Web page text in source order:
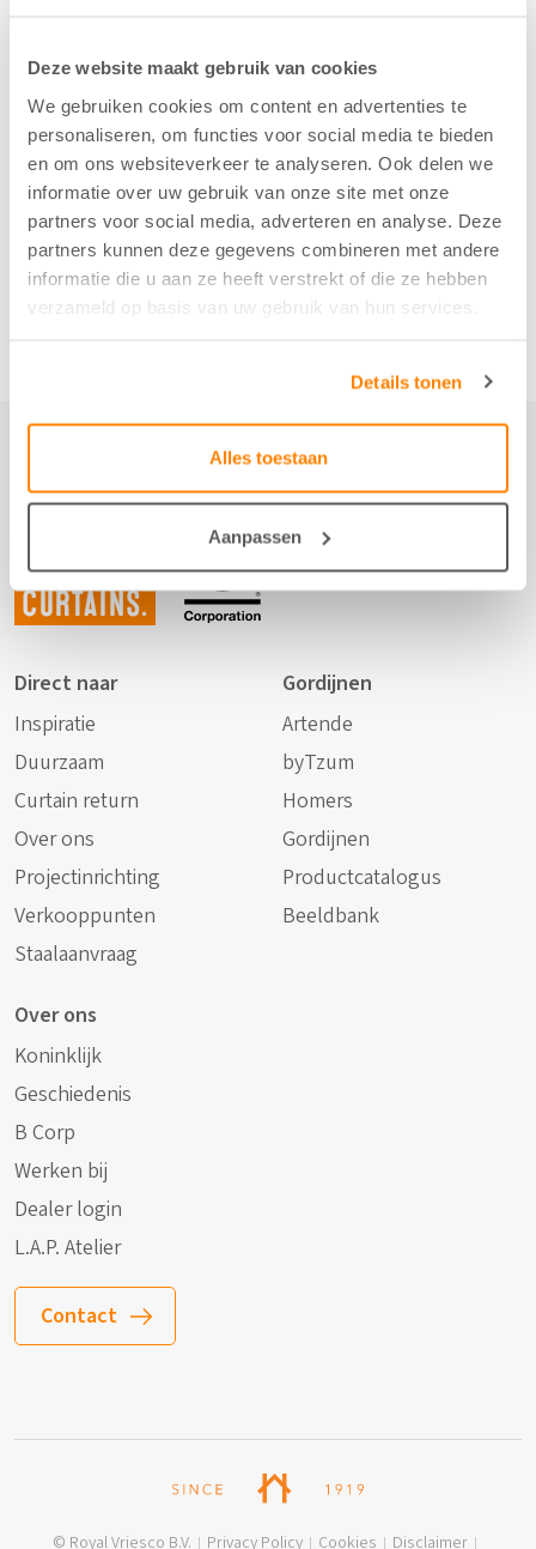
Deze website maakt gebruik van cookies
We gebruiken cookies om content en advertenties te
personaliseren, om functies voor social media te bieden
en om ons websiteverkeer te analyseren. Ook delen we
informatie over uw gebruik van onze site met onze
partners voor social media, adverteren en analyse. Deze
partners kunnen deze gegevens combineren met andere
informatie die u aan ze heeft verstrekt of die ze hebben
verzameld op basis van uw gebruik van hun services.
Details tonen
Alles toestaan
Aanpassen
Not just
curtains.
Direct naar
Inspiratie
Duurzaam
Curtain return
Over ons
Projectinrichting
Verkooppunten
Staalaanvraag
Gordijnen
Artende
byTzum
Homers
Gordijnen
Productcatalogus
Beeldbank
Over ons
Koninklijk
Geschiedenis
B Corp
Werken bij
Dealer login
L.A.P. Atelier
Contact
© Royal Vriesco B.V. Privacy Policy Cookies Disclaimer